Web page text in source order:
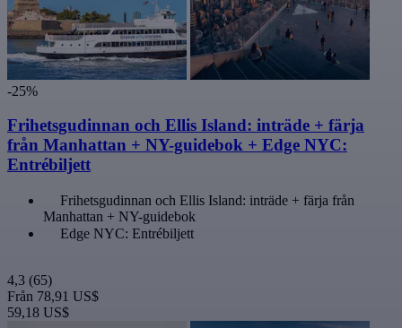
-25%
Frihetsgudinnan och Ellis Island: inträde + färja
från Manhattan + NY-guidebok + Edge NYC:
Entrébiljett
Frihetsgudinnan och Ellis Island: inträde + färja från
Manhattan + NY-guidebok
Edge NYC: Entrébiljett
4,3 (65)
Från 78,91 US$
59,18 US$